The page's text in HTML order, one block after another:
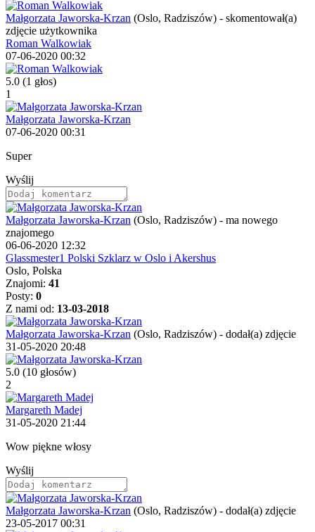
Małgorzata Jaworska-Krzan (Oslo, Radziszów) - skomentował(a)
zdjęcie użytkownika
Roman Walkowiak
07-06-2020 00:32
5.0 (1 głos)
1
Małgorzata Jaworska-Krzan
07-06-2020 00:31
Super
Wyślij
Małgorzata Jaworska-Krzan (Oslo, Radziszów) - ma nowego
znajomego
06-06-2020 12:32
Glassmester1 Polski Szklarz w Oslo i Akershus
Oslo, Polska
Znajomi: 41
Posty: 0
Z nami od: 13-03-2018
Małgorzata Jaworska-Krzan (Oslo, Radziszów) - dodał(a) zdjęcie
31-05-2020 20:48
5.0 (10 głosów)
2
Margareth Madej
31-05-2020 21:44
Wow piękne włosy
Wyślij
Małgorzata Jaworska-Krzan (Oslo, Radziszów) - dodał(a) zdjęcie
23-05-2017 00:31